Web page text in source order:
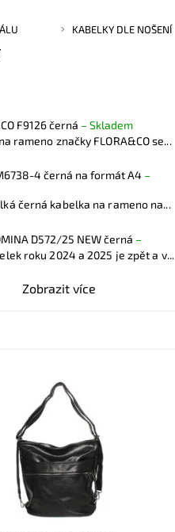
KABELKY DLE NOŠENÍ
F9126 černá –Skladem
rameno značky FLORA&CO se...
4 černá na formát A4 –
černá kabelka na rameno na...
D572/25 NEW černá –
roku 2024 a 2025 je zpět a v...
Zobrazit více
na rameno a batoh v jednom
Tuto černou kabelku si jistě
pro vzhled, praktičnost i
Skladem
14325
ROMINA&CO
2 roky